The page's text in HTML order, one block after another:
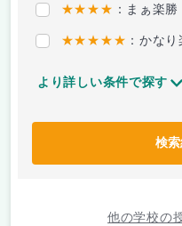
★★★★ ：まぁ楽勝
★★★★★ ：かなり
より詳しい条件で探す
検
他の学校の